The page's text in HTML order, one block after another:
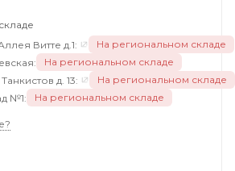
Витте д.1:
На региональном складе
На региональном складе
д. 13:
На региональном складе
№1:
На региональном складе